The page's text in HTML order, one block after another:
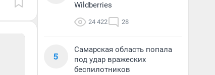
Wildberries
24 422 28
5
Самарская область попала
под удар вражеских
беспилотников